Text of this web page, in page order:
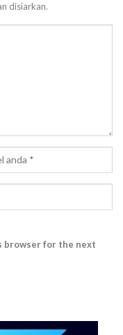
disiarkan.
browser for the next